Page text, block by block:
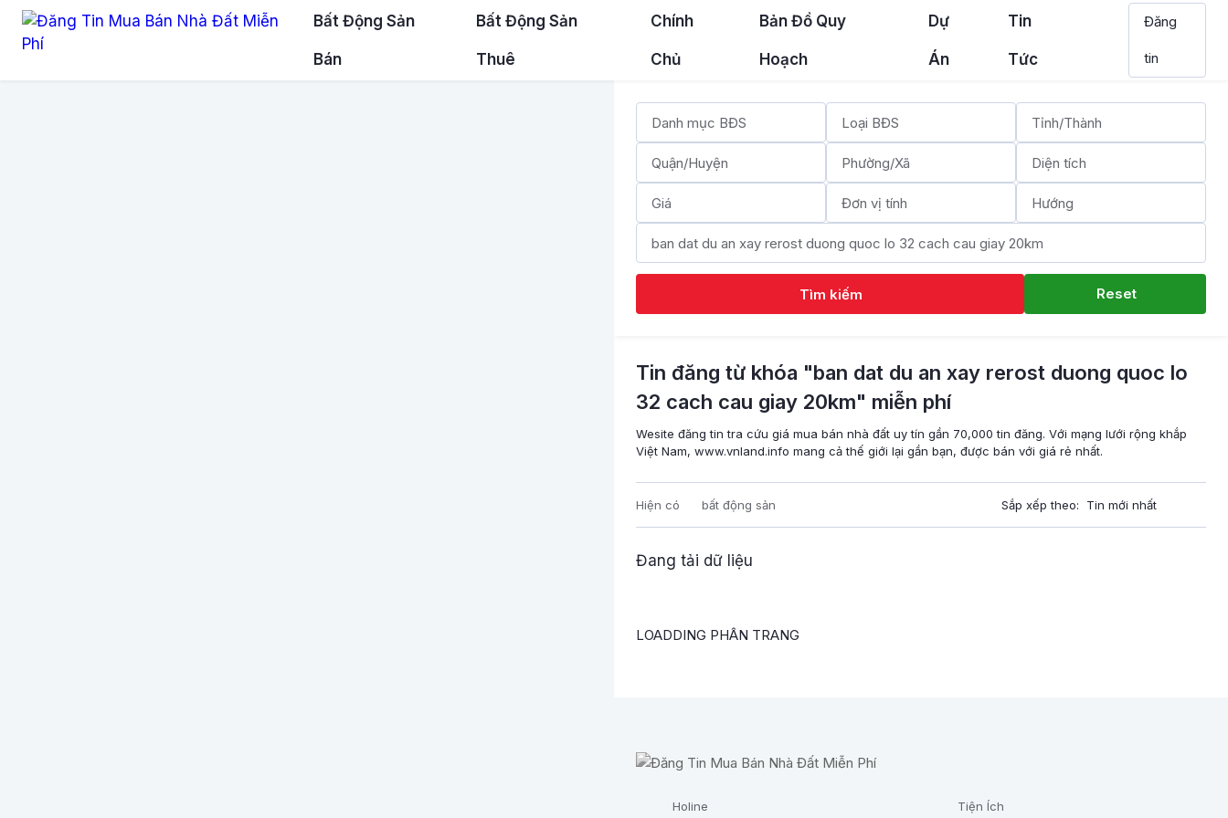
Bất Động Sản
Bán
Bất Động Sản
Thuê
Chính
Chủ
Bản Đồ Quy
Hoạch
Dự
Án
Tin
Tức
Đăng
tin
Tìm kiếm Reset
Tin đăng từ khóa "ban dat du an xay rerost duong quoc lo
32 cach cau giay 20km" miễn phí
Wesite đăng tin tra cứu giá mua bán nhà đất uy tín gần 70,000 tin đăng. Với mạng lưới rộng khắp
Việt Nam, www.vnland.info mang cả thế giới lại gần bạn, được bán với giá rẻ nhất.
Hiện có bất động sản Sắp xếp theo:
Đang tải dữ liệu
LOADDING PHÂN TRANG
Holine Tiện Ích